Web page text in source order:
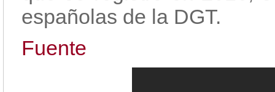
españolas de la DGT.
Fuente